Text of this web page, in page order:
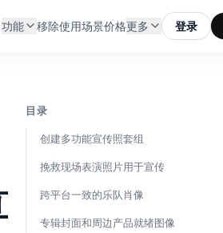
功能 移除使用场景价格更多 登录
目录
创建多功能宣传照套组
挽救现场表演照片用于宣传
跨平台一致的乐队肖像
专辑封面和周边产品就绪图像